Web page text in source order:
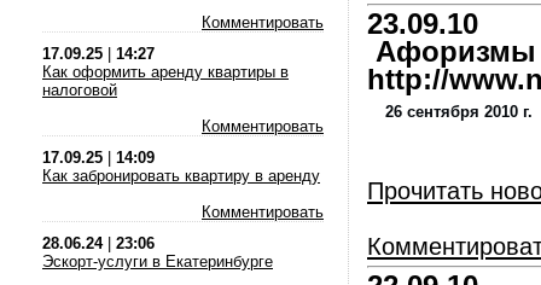
Комментировать
17.09.25
14:27
Как оформить аренду квартиры в
налоговой
Комментировать
17.09.25
14:09
Как забронировать квартиру в аренду
Комментировать
28.06.24| 23:06
Эскорт-услуги в Екатеринбурге
23.09.10
Афоризмы
http://
26 сентября 2010 г.
Прочитать